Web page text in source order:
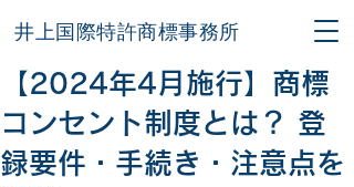
井上国際特許商標事務所
【2024年4月施行】商標
コンセント制度とは？ 登
録要件・手続き・注意点を